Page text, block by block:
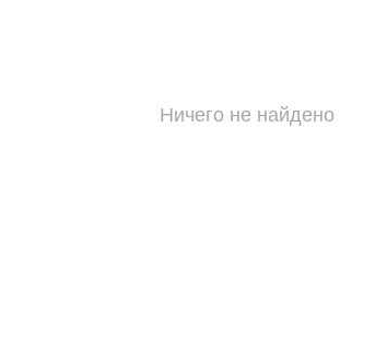
Ничего не найдено